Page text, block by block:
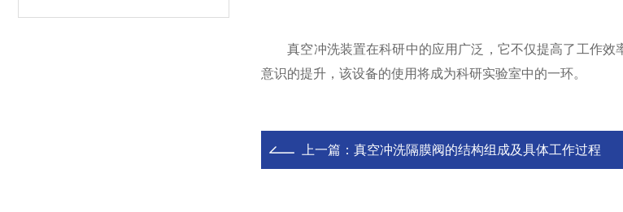
真空冲洗装置在科研中的应用广泛，它不仅提高了工作效
意识的提升，该设备的使用将成为科研实验室中的一环。
上一篇： 真空冲洗隔膜阀的结构组成及具体工作过程